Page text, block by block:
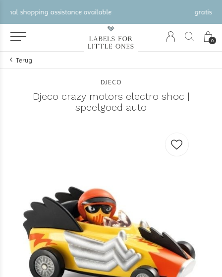
0
gratis verzending vanaf €100 (NL/BE/DE)
Terug
DJECO
Djeco crazy motors electro shoc |
speelgoed auto